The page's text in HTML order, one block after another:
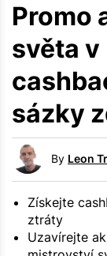
Promo
světa v
sázky
By Leon
Získejte
ztráty
Uzavírejte